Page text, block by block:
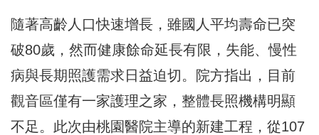
隨著高齡人口快速增長，雖國人平均壽命已突
破80歲，然而健康餘命延長有限，失能、慢性
病與長期照護需求日益迫切。院方指出，目前
觀音區僅有一家護理之家，整體長照機構明顯
不足。此次由桃園醫院主導的新建工程，從107